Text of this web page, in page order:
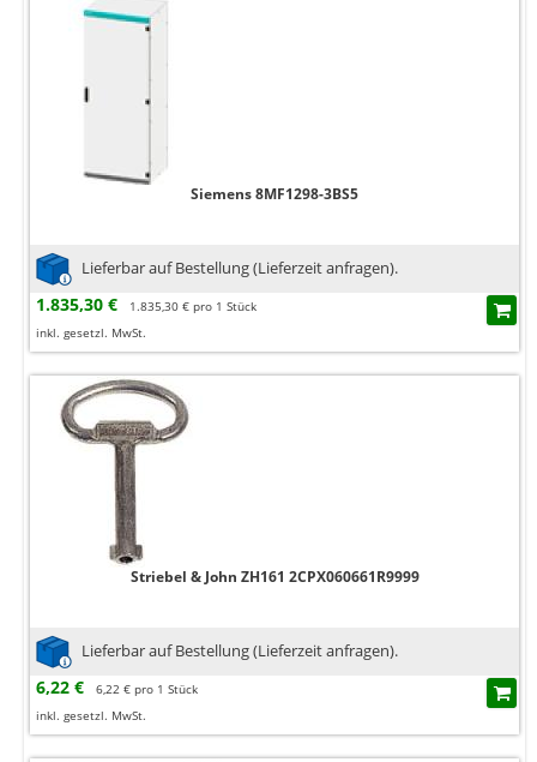
Siemens 8MF1298-3BS5
Lieferbar auf Bestellung (Lieferzeit anfragen).
1.835,30 €
1.835,30 € pro 1 Stück
inkl. gesetzl. MwSt.
Striebel & John ZH161 2CPX060661R9999
Lieferbar auf Bestellung (Lieferzeit anfragen).
6,22 €
6,22 € pro 1 Stück
inkl. gesetzl. MwSt.